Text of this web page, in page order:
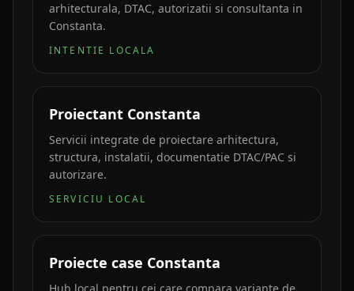
arhitecturala, DTAC, autorizatii si consultanta in
Constanta.
INTENTIE LOCALA
Proiectant Constanta
Servicii integrate de proiectare arhitectura,
structura, instalatii, documentatie DTAC/PAC si
autorizare.
SERVICIU LOCAL
Proiecte case Constanta